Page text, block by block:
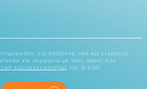
για προϊόντα, νέα και ενέργειες
και συμφωνώ με τους όρους που
εμπιστευτικότητας της D-Link.